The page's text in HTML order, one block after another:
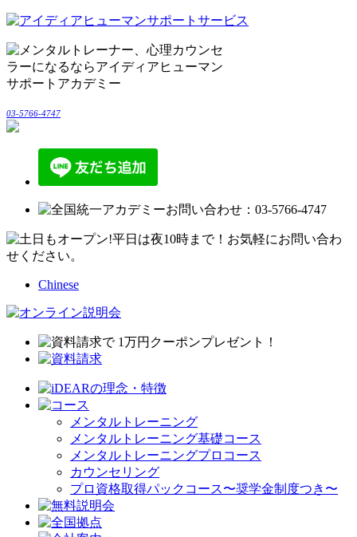
03-5766-4747
Chinese
メンタルトレーニング
メンタルトレーニング基礎コース
メンタルトレーニングプロコース
カウンセリング
プロ資格取得パックコース〜奨学金制度つき〜